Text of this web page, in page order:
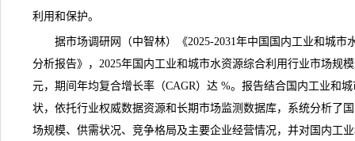
利用和保护。
据市场调研网（中智林）《2025-2031年中国国内工业和城
分析报告》，2025年国内工业和城市水资源综合利用行业市场规
元，期间年均复合增长率（CAGR）达 %。报告结合国内工业和
状，依托行业权威数据资源和长期市场监测数据库，系统分析了
场规模、供需状况、竞争格局及主要企业经营情况，并对国内工